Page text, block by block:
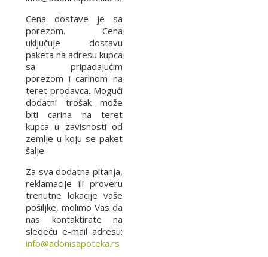
Cena dostave je sa
porezom. Cena
uključuje dostavu
paketa na adresu kupca
sa pripadajućim
porezom i carinom na
teret prodavca. Mogući
dodatni trošak može
biti carina na teret
kupca u zavisnosti od
zemlje u koju se paket
šalje.
Za sva dodatna pitanja,
reklamacije ili proveru
trenutne lokacije vaše
pošiljke, molimo Vas da
nas kontaktirate na
sledeću e-mail adresu:
info@adonisapoteka.rs